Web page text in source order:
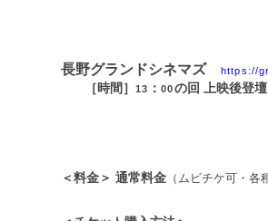
長野グランドシネマズ https://
［時間］13 ：00の回 上映後登壇
＜料金＞ 通常料金 （ムビチケ可・各